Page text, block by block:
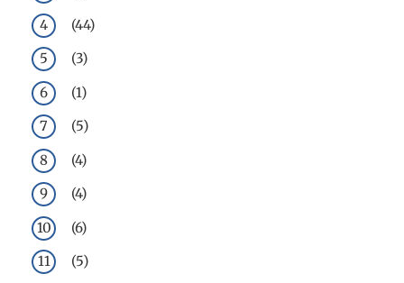
(44)
(3)
(1)
(5)
(4)
(4)
(6)
(5)